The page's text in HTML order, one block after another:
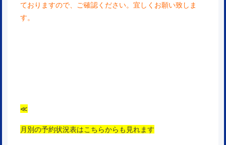
ておりますので、ご確認ください。宜しくお願い致しま
す。
≪
月別の予約状況表はこちらからも見れます